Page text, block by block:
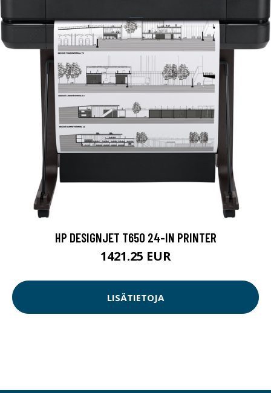
HP DESIGNJET T650 24-IN PRINTER
1421.25 EUR
LISÄTIETOJA